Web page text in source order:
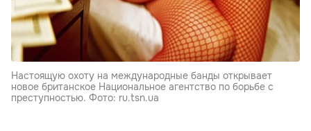
Настоящую охоту на международные банды открывает
новое британское Национальное агентство по борьбе с
преступностью. Фото: ru.tsn.ua